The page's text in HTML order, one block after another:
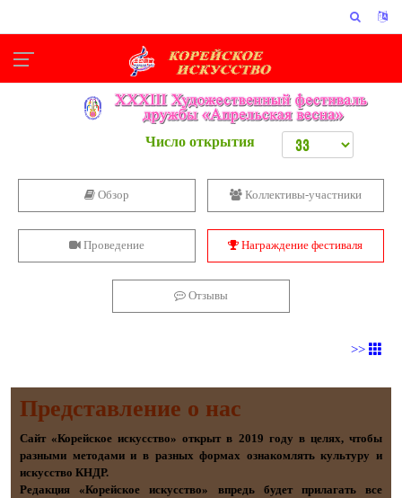
Число открытия
Обзор Коллективы-участники
Проведение Награждение фестиваля
Отзывы
>>
Представление о наc
Сайт «Корейское искусство» открыт в 2019 году в целях, чтобы
разными методами и в разных формах ознакомлять культуру и
искусство КНДР.
Редакция «Корейское искусство» впредь будет прилагать все